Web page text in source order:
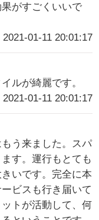
がすごくいいで
2021-01-11 20:01:17
ルが綺麗です。
2021-01-11 20:01:17
う来ました。スパ
す。運行もとても
いです。完全に本
ビスも行き届いて
トが活動して、何